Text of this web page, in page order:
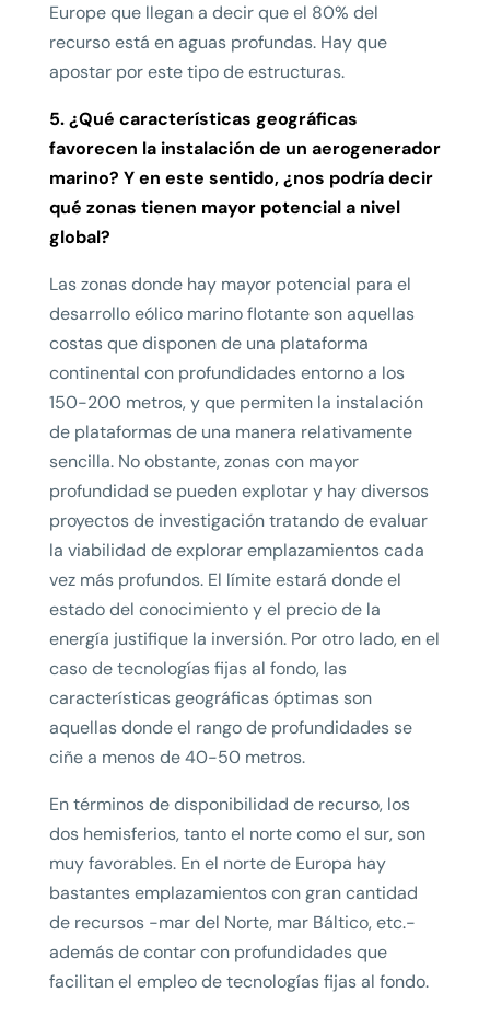
Europe que llegan a decir que el 80% del
recurso está en aguas profundas. Hay que
apostar por este tipo de estructuras.
5. ¿Qué características geográficas
favorecen la instalación de un aerogenerador
marino? Y en este sentido, ¿nos podría decir
qué zonas tienen mayor potencial a nivel
global?
Las zonas donde hay mayor potencial para el
desarrollo eólico marino flotante son aquellas
costas que disponen de una plataforma
continental con profundidades entorno a los
150-200 metros, y que permiten la instalación
de plataformas de una manera relativamente
sencilla. No obstante, zonas con mayor
profundidad se pueden explotar y hay diversos
proyectos de investigación tratando de evaluar
la viabilidad de explorar emplazamientos cada
vez más profundos. El límite estará donde el
estado del conocimiento y el precio de la
energía justifique la inversión. Por otro lado, en el
caso de tecnologías fijas al fondo, las
características geográficas óptimas son
aquellas donde el rango de profundidades se
ciñe a menos de 40-50 metros.
En términos de disponibilidad de recurso, los
dos hemisferios, tanto el norte como el sur, son
muy favorables. En el norte de Europa hay
bastantes emplazamientos con gran cantidad
de recursos -mar del Norte, mar Báltico, etc.-
además de contar con profundidades que
facilitan el empleo de tecnologías fijas al fondo.